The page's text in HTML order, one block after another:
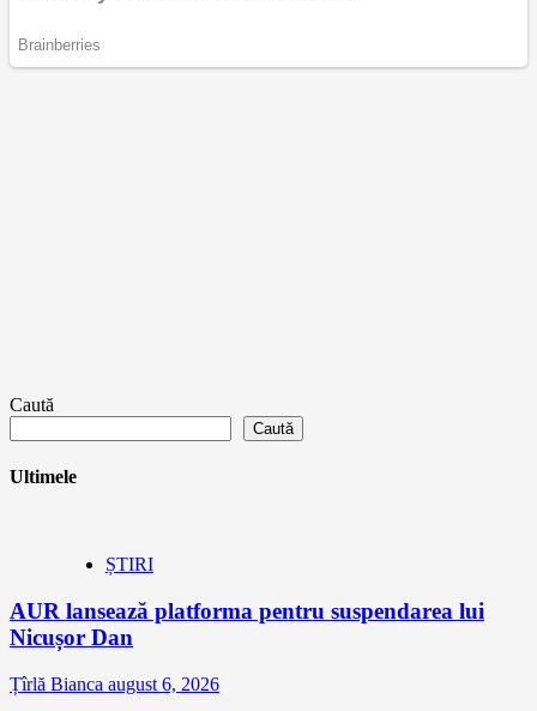
Caută
Caută
Ultimele
ȘTIRI
AUR lansează platforma pentru suspendarea lui
Nicușor Dan
Țîrlă Bianca august 6, 2026